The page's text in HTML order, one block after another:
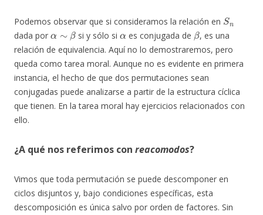
Podemos observar que si consideramos la relación en
Sn
dada por
α∼β
si y sólo si
α
es conjugada de
β
, es una
relación de equivalencia. Aquí no lo demostraremos, pero
queda como tarea moral. Aunque no es evidente en primera
instancia, el hecho de que dos permutaciones sean
conjugadas puede analizarse a partir de la estructura cíclica
que tienen. En la tarea moral hay ejercicios relacionados con
ello.
¿A qué nos referimos con reacomodos?
Vimos que toda permutación se puede descomponer en
ciclos disjuntos y, bajo condiciones específicas, esta
descomposición es única salvo por orden de factores. Sin